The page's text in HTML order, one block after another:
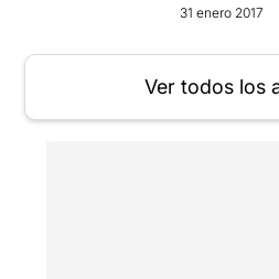
31 enero 2017
Ver todos los